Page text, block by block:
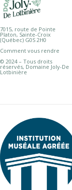
7015, route de Pointe
Platon, Sainte-Croix
(Québec) G0S 2H0
Comment vous rendre
© 2024 – Tous droits
réservés, Domaine Joly-De
Lotbinière